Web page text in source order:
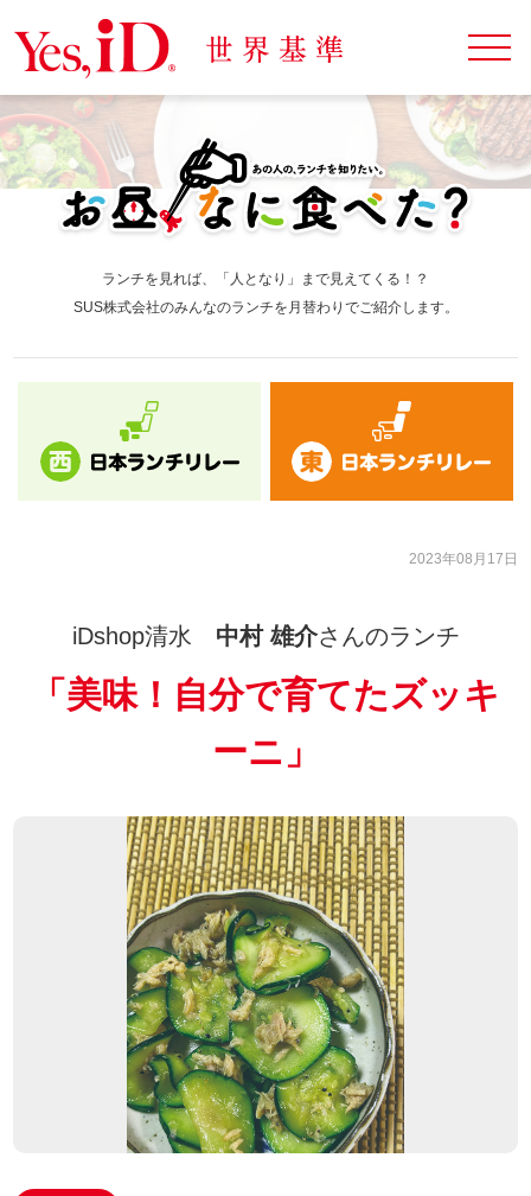
ランチを見れば、「人となり」まで見えてくる！？
SUS株式会社のみんなのランチを月替わりでご紹介します。
2023年08月17日
iDshop清水 中村 雄介さんのランチ
「 美味！自分で育てたズッキ
ーニ 」